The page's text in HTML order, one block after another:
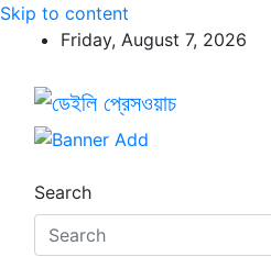
Skip to content
Friday, August 7, 2026
ডেইলি প্রেসওয়াচ
ডেইলি প্রেসওয়াচ মুক্তিযুদ্ধের
Search